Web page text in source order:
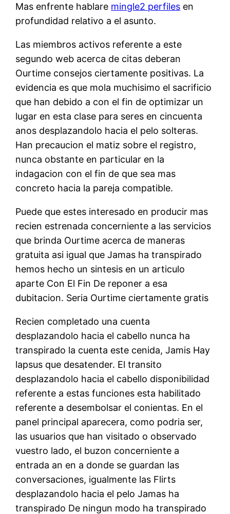
Mas enfrente hablare mingle2 perfiles en
profundidad relativo a el asunto.
Las miembros activos referente a este
segundo web acerca de citas deberan
Ourtime consejos ciertamente positivas. La
evidencia es que mola muchisimo el sacrificio
que han debido a con el fin de optimizar un
lugar en esta clase para seres en cincuenta
anos desplazandolo hacia el pelo solteras.
Han precaucion el matiz sobre el registro,
nunca obstante en particular en la
indagacion con el fin de que sea mas
concreto hacia la pareja compatible.
Puede que estes interesado en producir mas
recien estrenada concerniente a las servicios
que brinda Ourtime acerca de maneras
gratuita asi igual que Jamas ha transpirado
hemos hecho un sintesis en un articulo
aparte Con El Fin De reponer a esa
dubitacion. Seria Ourtime ciertamente gratis
Recien completado una cuenta
desplazandolo hacia el cabello nunca ha
transpirado la cuenta este cenida, Jamis Hay
lapsus que desatender. El transito
desplazandolo hacia el cabello disponibilidad
referente a estas funciones esta habilitado
referente a desembolsar el conientas. En el
panel principal aparecera, como podri­a ser,
las usuarios que han visitado o observado
vuestro lado, el buzon concerniente a
entrada an en a donde se guardan las
conversaciones, igualmente las Flirts
desplazandolo hacia el pelo Jamas ha
transpirado De ningun modo ha transpirado